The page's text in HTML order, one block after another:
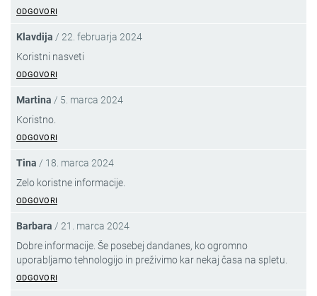
ODGOVORI
Klavdija / 22. februarja 2024
Koristni nasveti
ODGOVORI
Martina / 5. marca 2024
Koristno.
ODGOVORI
Tina / 18. marca 2024
Zelo koristne informacije.
ODGOVORI
Barbara / 21. marca 2024
Dobre informacije. Še posebej dandanes, ko ogromno
uporabljamo tehnologijo in preživimo kar nekaj časa na spletu.
ODGOVORI